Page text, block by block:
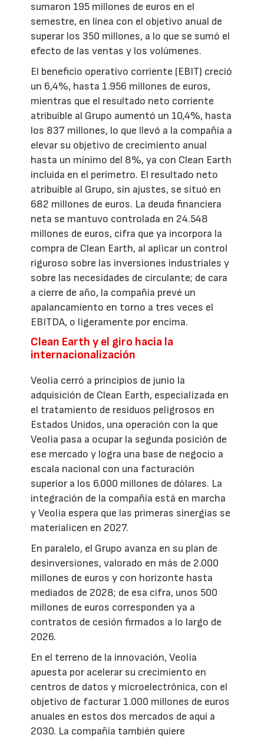
sumaron 195 millones de euros en el
semestre, en línea con el objetivo anual de
superar los 350 millones, a lo que se sumó el
efecto de las ventas y los volúmenes.
El beneficio operativo corriente (EBIT) creció
un 6,4%, hasta 1.956 millones de euros,
mientras que el resultado neto corriente
atribuible al Grupo aumentó un 10,4%, hasta
los 837 millones, lo que llevó a la compañía a
elevar su objetivo de crecimiento anual
hasta un mínimo del 8%, ya con Clean Earth
incluida en el perímetro. El resultado neto
atribuible al Grupo, sin ajustes, se situó en
682 millones de euros. La deuda financiera
neta se mantuvo controlada en 24.548
millones de euros, cifra que ya incorpora la
compra de Clean Earth, al aplicar un control
riguroso sobre las inversiones industriales y
sobre las necesidades de circulante; de cara
a cierre de año, la compañía prevé un
apalancamiento en torno a tres veces el
EBITDA, o ligeramente por encima.
Clean Earth y el giro hacia la
internacionalización
Veolia cerró a principios de junio la
adquisición de Clean Earth, especializada en
el tratamiento de residuos peligrosos en
Estados Unidos, una operación con la que
Veolia pasa a ocupar la segunda posición de
ese mercado y logra una base de negocio a
escala nacional con una facturación
superior a los 6.000 millones de dólares. La
integración de la compañía está en marcha
y Veolia espera que las primeras sinergias se
materialicen en 2027.
En paralelo, el Grupo avanza en su plan de
desinversiones, valorado en más de 2.000
millones de euros y con horizonte hasta
mediados de 2028; de esa cifra, unos 500
millones de euros corresponden ya a
contratos de cesión firmados a lo largo de
2026.
En el terreno de la innovación, Veolia
apuesta por acelerar su crecimiento en
centros de datos y microelectrónica, con el
objetivo de facturar 1.000 millones de euros
anuales en estos dos mercados de aquí a
2030. La compañía también quiere